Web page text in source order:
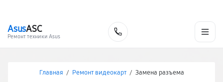
AsusASC
Ремонт техники Asus
Главная / Ремонт видеокарт / Замена разъема